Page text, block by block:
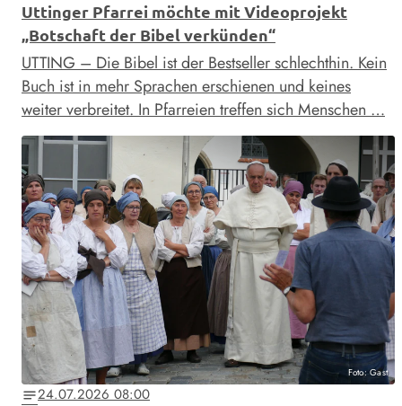
Uttinger Pfarrei möchte mit Videoprojekt
„Botschaft der Bibel verkünden“
UTTING – Die Bibel ist der Bestseller schlechthin. Kein
Buch ist in mehr Sprachen erschienen und keines
weiter verbreitet. In Pfarreien treffen sich Menschen …
Foto: Gast
notes24.07.2026 08:00